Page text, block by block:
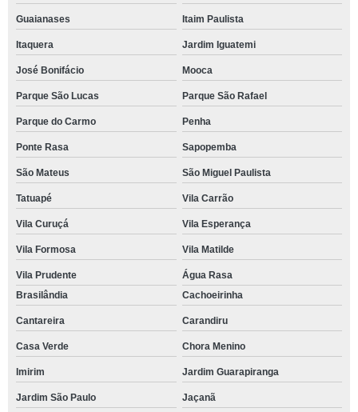
Guaianases Itaim Paulista
Itaquera Jardim Iguatemi
José Bonifácio Mooca
Parque São Lucas Parque São Rafael
Parque do Carmo Penha
Ponte Rasa Sapopemba
São Mateus São Miguel Paulista
Tatuapé Vila Carrão
Vila Curuçá Vila Esperança
Vila Formosa Vila Matilde
Vila Prudente
Água Rasa
Brasilândia
Cachoeirinha
Cantareira Carandiru
Casa Verde Chora Menino
Imirim Jardim Guarapiranga
Jardim São Paulo Jaçanã